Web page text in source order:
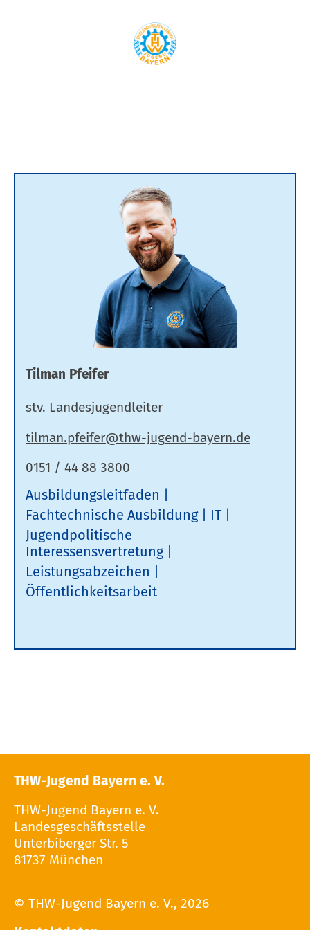
Tilman Pfeifer
stv. Landesjugendleiter
0151 / 44 88 3800
Ausbildungsleitfaden
Fachtechnische Ausbildung
IT
Jugendpolitische
Interessensvertretung
Leistungsabzeichen
Öffentlichkeitsarbeit
THW-Jugend Bayern e. V.
THW-Jugend Bayern e. V.
Landesgeschäftsstelle
Unterbiberger Str. 5
81737 München
© THW-Jugend Bayern e. V., 2026